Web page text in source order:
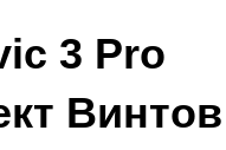
3 Pro
Винтов